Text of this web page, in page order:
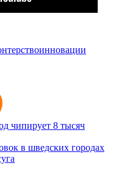
инновации
чипирует 8 тысяч
в шведских городах